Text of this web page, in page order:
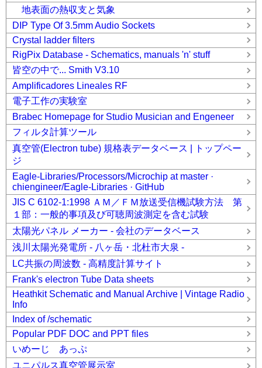
地表面の熱収支と気象
DIP Type Of 3.5mm Audio Sockets
Crystal ladder filters
RigPix Database - Schematics, manuals 'n' stuff
皆空の中で... Smith V3.10
Amplificadores Lineales RF
電子工作の実験室
Brabec Homepage for Studio Musician and Engeneer
フィルタ計算ツール
真空管(Electron tube) 規格表データベース | トップペー
ジ
Eagle-Libraries/Processors/Microchip at master ·
chiengineer/Eagle-Libraries · GitHub
JIS C 6102-1:1998 ＡＭ／ＦＭ放送受信機試験方法 第
１部：一般的事項及び可聴周波測定を含む試験
太陽光パネル メーカー - 会社のデータベース
浅川太陽光発電所 - 八ヶ岳・北杜市大泉 -
LC共振の周波数 - 高精度計算サイト
Frank's electron Tube Data sheets
Heathkit Schematic and Manual Archive | Vintage Radio
Info
Index of /schematic
Popular PDF DOC and PPT files
いめーじ あっぷ
ユニパルス真空管展示室